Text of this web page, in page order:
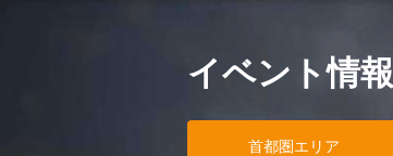
イベント情報
首都圏エリア